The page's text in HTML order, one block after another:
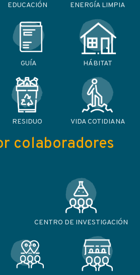
EDUCACIÓN ENERGÍA LIMPIA
GUÍA HÁBITAT
RESIDUO VIDA COTIDIANA
colaboradores
CENTRO DE INVESTIGACIÓN